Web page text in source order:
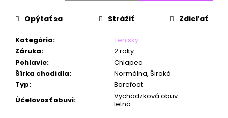
Kategória:
Tenisky
Záruka:
2 roky
Pohlavie:
Chlapec
Šírka chodidla:
Normálna, Široká
Typ:
Barefoot
Účelovosť obuvi:
Vychádzková obuv
letná
Opýtať sa Strážiť Zdieľať
o
ú
č
a
m